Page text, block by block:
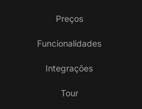
Preços
Funcionalidades
Integrações
Tour